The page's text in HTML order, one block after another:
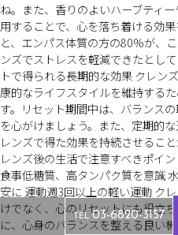
TEL 03-6820-3157
ね。また、香りのよいハーブティ
用することで、心を落ち着ける効
と、エンパス体質の方の80%が、
ンズでストレスを軽減できたとし
トで得られる長期的な効果 クレン
康的なライフスタイルを維持する
す。リセット期間中は、バランス
を心がけましょう。また、定期的
レンズで得た効果を持続させるこ
レンズ後の生活で注意すべきポイ
食事低糖質、高タンパク質を意識
安に 運動週3回以上の軽い運動 ク
けでなく、心のリセットにも役立
に、心身のバランスを整える良い